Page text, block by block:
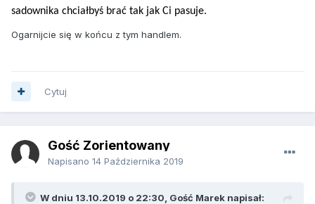
sadownika chciałbyś brać tak jak Ci pasuje.
Ogarnijcie się w końcu z tym handlem.
Cytuj
Gość Zorientowany
Napisano 14 Października 2019
W dniu 13.10.2019 o 22:30, Gość Marek napisał: